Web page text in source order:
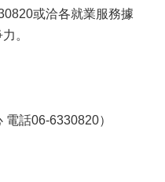
或洽各就業服務據
。
電話06-6330820）